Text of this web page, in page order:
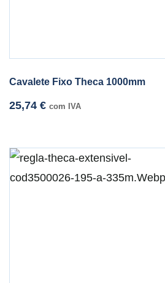
Cavalete Fixo Theca 1000mm
25,74 € com IVA